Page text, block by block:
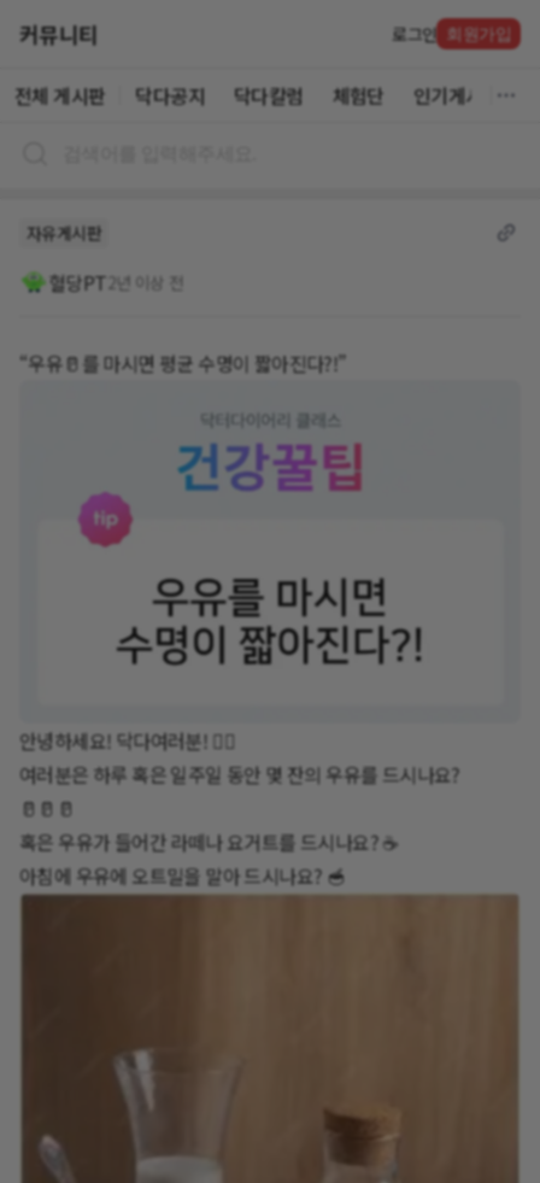
커뮤니티 로그인 회원가입
전체 게시판 닥다공지 닥다칼럼 체험단 인기게시글
자유게시판
혈당PT2년 이상 전
“우유🥛를 마시면 평균 수명이 짧아진다?!”
안녕하세요! 닥다여러분! 🙋‍♀️
여러분은 하루 혹은 일주일 동안 몇 잔의 우유를 드시나요?
🥛🥛🥛
혹은 우유가 들어간 라떼나 요거트를 드시나요? ☕
아침에 우유에 오트밀을 말아 드시나요? 🥣